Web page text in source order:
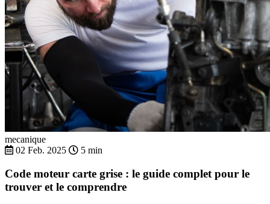
mecanique
02 Feb. 2025
5 min
Code moteur carte grise : le guide complet pour le
trouver et le comprendre